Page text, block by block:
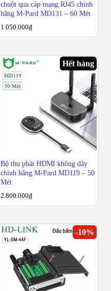
chuột qua cáp mạng RJ45 chính
hãng M-Pard MD131 – 60 Mét
1.050.000₫
Hết hàng
Bộ thu phát HDMI không dây
chính hãng M-Pard MD119 – 50
Mét
2.800.000₫
-10%